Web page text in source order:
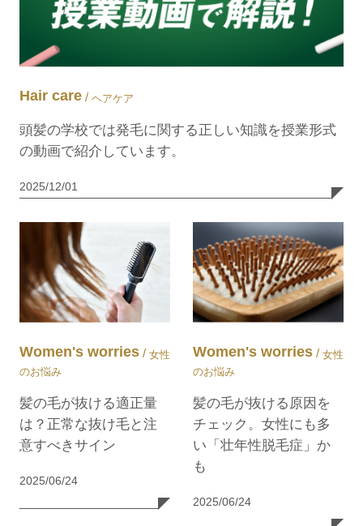
Hair care/ ヘアケア
頭髪の学校では発毛に関する正しい知識を授業形式
の動画で紹介しています。
2025/12/01
Women's worries/ 女性
のお悩み
髪の毛が抜ける適正量
は？正常な抜け毛と注
意すべきサイン
2025/06/24
Women's worries/ 女性
のお悩み
髪の毛が抜ける原因を
チェック。女性にも多
い「壮年性脱毛症」か
も
2025/06/24